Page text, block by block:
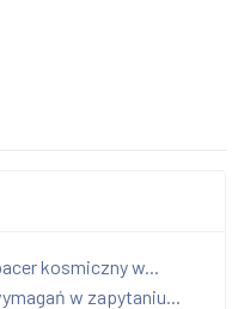
kosmiczny w...
w zapytaniu...